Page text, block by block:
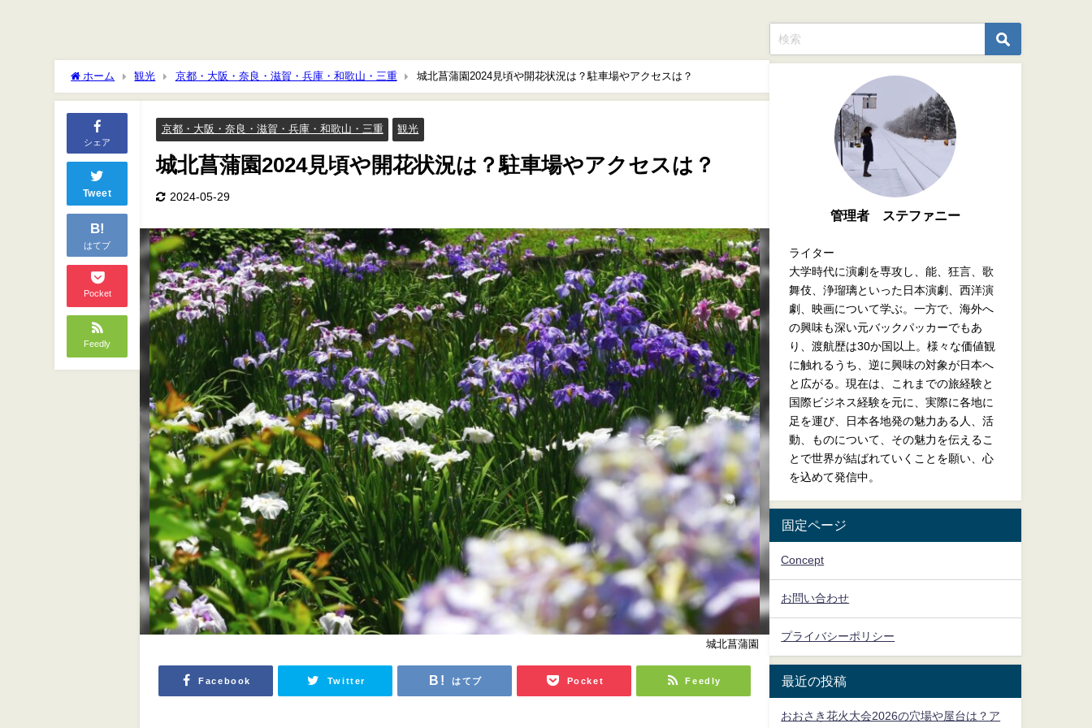
ホーム 観光 京都・大阪・奈良・滋賀・兵庫・和歌山・三重 城北菖蒲園2024見頃や開花状況は？駐車場やアクセスは？
シェア
Tweet
B!
はてブ
Pocket
Feedly
京都・大阪・奈良・滋賀・兵庫・和歌山・三重 観光
城北菖蒲園2024見頃や開花状況は？駐車場やアクセスは？
2024-05-29
城北菖蒲園
Facebook Twitter はてブ Pocket Feedly
管理者 ステファニー
ライター
大学時代に演劇を専攻し、能、狂言、歌
舞伎、浄瑠璃といった日本演劇、西洋演
劇、映画について学ぶ。一方で、海外へ
の興味も深い元バックパッカーでもあ
り、渡航歴は30か国以上。様々な価値観
に触れるうち、逆に興味の対象が日本へ
と広がる。現在は、これまでの旅経験と
国際ビジネス経験を元に、実際に各地に
足を運び、日本各地発の魅力ある人、活
動、ものについて、その魅力を伝えるこ
とで世界が結ばれていくことを願い、心
を込めて発信中。
固定ページ
Concept
お問い合わせ
プライバシーポリシー
最近の投稿
おおさき花火大会2026の穴場や屋台は？ア